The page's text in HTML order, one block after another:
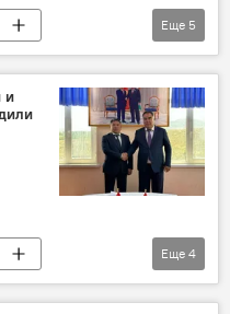
Таджикистан
Жапаров
Еще 5
и
Еще 4